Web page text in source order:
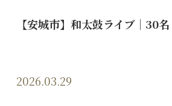
【安城市】和太鼓ライブ｜30名
2026.03.29